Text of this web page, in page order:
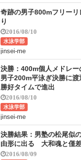
奇跡の男子800mフリー
り
2016/08/10
水泳学部
jinsei-me
決勝：400m個人メドレー
男子200m平泳ぎ決勝に
勝好タイムで進出
2016/08/10
水泳学部
jinsei-me
決勝結果：男塾の松尾似
由形に出る 大和魂と僅
2016/08/09